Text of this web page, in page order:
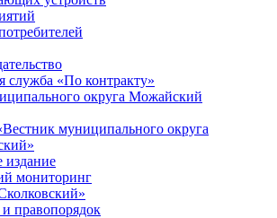
служба «По контракту»
округа Можайский
муниципального округа
издание
мониторинг
и правопорядок